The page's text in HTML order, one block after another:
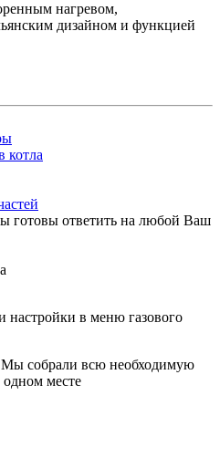
нагревом,
дизайном и функцией
котла
готовы ответить на любой Ваш
настройки в меню газового
Мы собрали всю необходимую
месте